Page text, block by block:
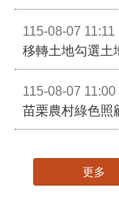
115-08-07 11:11
移轉土地勾選土
115-08-07 11:00
更多